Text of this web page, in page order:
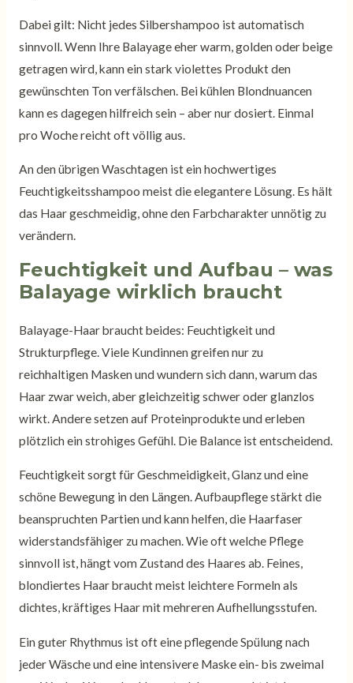
Dabei gilt: Nicht jedes Silbershampoo ist automatisch
sinnvoll. Wenn Ihre Balayage eher warm, golden oder beige
getragen wird, kann ein stark violettes Produkt den
gewünschten Ton verfälschen. Bei kühlen Blondnuancen
kann es dagegen hilfreich sein – aber nur dosiert. Einmal
pro Woche reicht oft völlig aus.
An den übrigen Waschtagen ist ein hochwertiges
Feuchtigkeitsshampoo meist die elegantere Lösung. Es hält
das Haar geschmeidig, ohne den Farbcharakter unnötig zu
verändern.
Feuchtigkeit und Aufbau – was
Balayage wirklich braucht
Balayage-Haar braucht beides: Feuchtigkeit und
Strukturpflege. Viele Kundinnen greifen nur zu
reichhaltigen Masken und wundern sich dann, warum das
Haar zwar weich, aber gleichzeitig schwer oder glanzlos
wirkt. Andere setzen auf Proteinprodukte und erleben
plötzlich ein strohiges Gefühl. Die Balance ist entscheidend.
Feuchtigkeit sorgt für Geschmeidigkeit, Glanz und eine
schöne Bewegung in den Längen. Aufbaupflege stärkt die
beanspruchten Partien und kann helfen, die Haarfaser
widerstandsfähiger zu machen. Wie oft welche Pflege
sinnvoll ist, hängt vom Zustand des Haares ab. Feines,
blondiertes Haar braucht meist leichtere Formeln als
dichtes, kräftiges Haar mit mehreren Aufhellungsstufen.
Ein guter Rhythmus ist oft eine pflegende Spülung nach
jeder Wäsche und eine intensivere Maske ein- bis zweimal